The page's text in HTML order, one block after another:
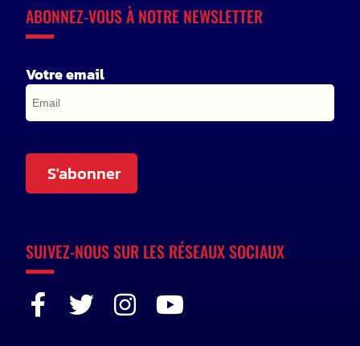
ABONNEZ-VOUS À NOTRE NEWSLETTER
Votre email
S'abonner
SUIVEZ-NOUS SUR LES RÉSEAUX SOCIAUX